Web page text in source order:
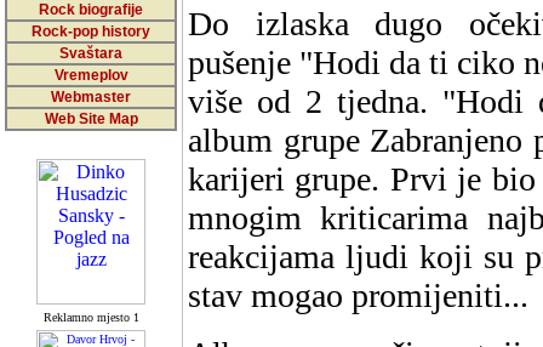
Rock biografije
Rock-pop history
Svaštara
Vremeplov
Webmaster
Web Site Map
Reklamno mjesto 1
Do izlaska dugo
pušenje "Hodi da ti ciko
više od 2 tjedna.
album grupe
karijeri grupe. Prvi je bio
mnogim kriticarima
reakcijama ljudi koji su
stav mogao promijeniti...